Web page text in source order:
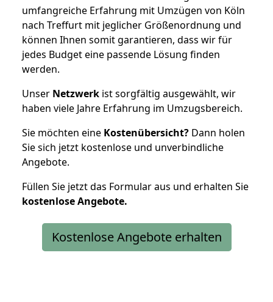
umfangreiche Erfahrung mit Umzügen von Köln
nach Treffurt mit jeglicher Größenordnung und
können Ihnen somit garantieren, dass wir für
jedes Budget eine passende Lösung finden
werden.
Unser Netzwerk ist sorgfältig ausgewählt, wir
haben viele Jahre Erfahrung im Umzugsbereich.
Sie möchten eine Kostenübersicht? Dann holen
Sie sich jetzt kostenlose und unverbindliche
Angebote.
Füllen Sie jetzt das Formular aus und erhalten Sie
kostenloseAngebote.
Kostenlose Angebote erhalten